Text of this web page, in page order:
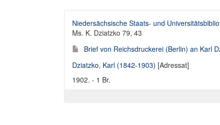
Niedersächsische Staats- und
Ms. K. Dziatzko 79, 43
Brief von Reichsdruckerei (Berlin) an Karl
Dziatzko, Karl (1842-1903) [Adressat]
1902. - 1 Br.